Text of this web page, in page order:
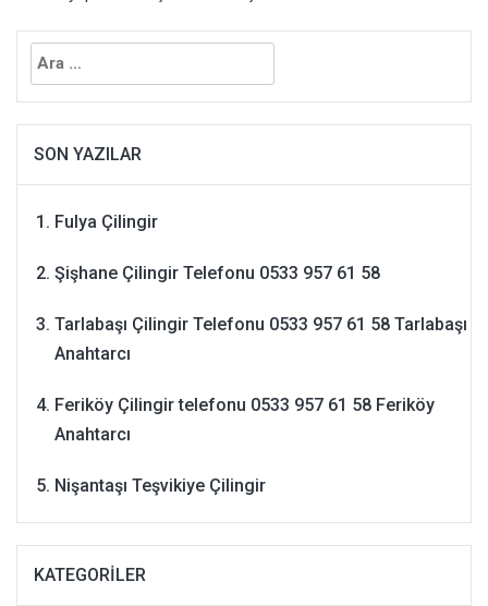
Arama:
SON YAZILAR
Fulya Çilingir
Şişhane Çilingir Telefonu 0533 957 61 58
Tarlabaşı Çilingir Telefonu 0533 957 61 58 Tarlabaşı
Anahtarcı
Feriköy Çilingir telefonu 0533 957 61 58 Feriköy
Anahtarcı
Nişantaşı Teşvikiye Çilingir
KATEGORILER